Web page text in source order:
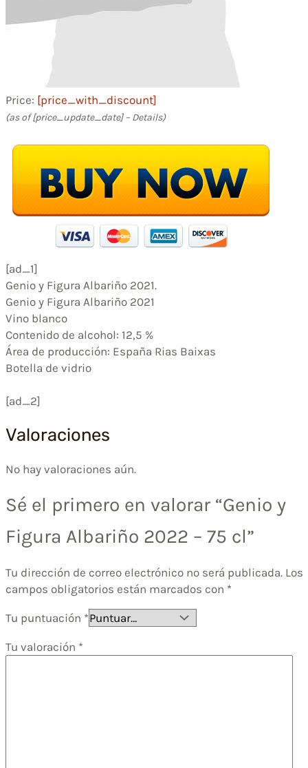
Price: [price_with_discount]
(as of [price_update_date] – Details)
[ad_1]
Genio y Figura Albariño 2021.
Genio y Figura Albariño 2021
Vino blanco
Contenido de alcohol: 12,5 %
Área de producción: España Rias Baixas
‎Botella de vidrio
[ad_2]
Valoraciones
No hay valoraciones aún.
Sé el primero en valorar “Genio y
Figura Albariño 2022 – 75 cl”
Tu dirección de correo electrónico no será publicada. Los
campos obligatorios están marcados con *
Tu puntuación *
Tu valoración *